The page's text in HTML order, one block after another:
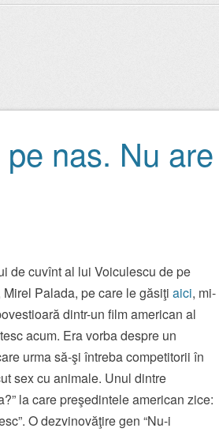
nas. Nu are
de cuvînt al lui Voiculescu de pe
Palada, pe care le găsiţi aici, mi-
dintr-un film american al
acum. Era vorba despre un
urma să-şi întreba competitorii în
sex cu animale. Unul dintre
la care preşedintele american zice:
O dezvinovăţire gen “Nu-i